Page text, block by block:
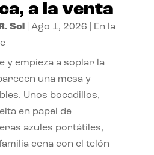
a la venta
Sol| Ago 1, 2026
En la
y empieza a soplar la
una mesa y
Unos bocadillos,
en papel de
azules portátiles,
cena con el telón